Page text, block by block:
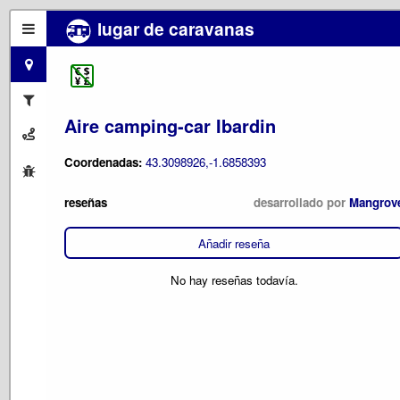
lugar de caravanas
Aire camping-car Ibardin
Coordenadas: 43.3098926,-1.6858393
reseñas desarrollado por
Añadir reseña
No hay reseñas todavía.